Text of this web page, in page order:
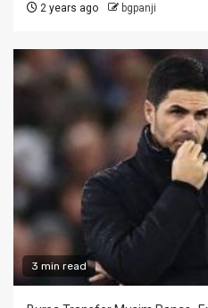
2 years ago bgpanji
3 min read